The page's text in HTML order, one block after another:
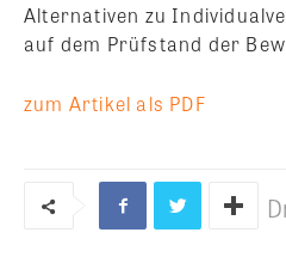
Alternativen zu
auf dem Prüfstand der
zum Artikel als PDF